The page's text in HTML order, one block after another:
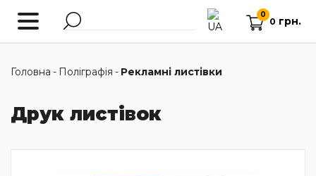
0
0 грн.
Головна - Поліграфія - Рекламні листівки
Друк листівок